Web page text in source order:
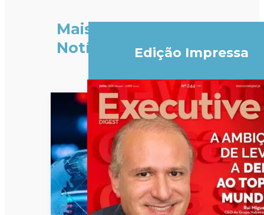
Mais
Notícias
Edição Impressa